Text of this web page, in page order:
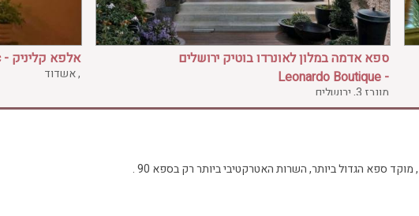
ספא אדמה במלון לאונרדו בוטיק ירושלים
- Leonardo Boutique
מונבז 3, ירושלים
אלפא קליניק - Alfa Clinic
, אשדוד
ספא הגדול ביותר, השרות האטרקטיבי ביותר רק בספא 90 .